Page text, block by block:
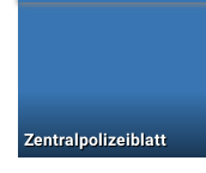
Zentralpolizeiblatt